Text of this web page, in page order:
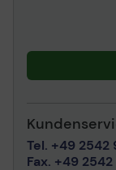
Tel. +49
Fax. +49